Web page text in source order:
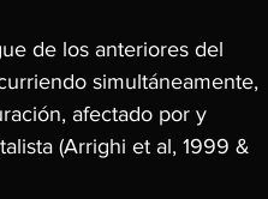
de los anteriores del
simultáneamente,
afectado por y
(Arrighi et al, 1999 &